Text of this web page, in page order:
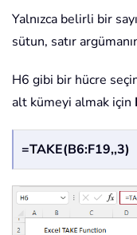
Yalnızca belirli bir
sütun, satır
H6 gibi bir hücre
alt kümeyi almak için
=TAKE(B6:F19,,3)